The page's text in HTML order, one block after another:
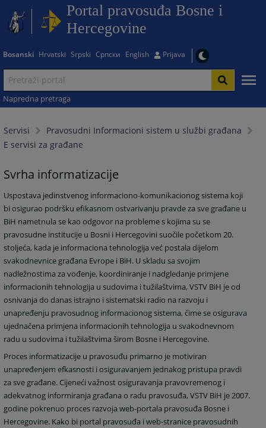
Portal pravosuđa Bosne i
Hercegovine
Bosanski Hrvatski Srpski Српски English Prijava
Napredna pretraga
Servisi
Pravosudni Informacioni sistem u službi građana
E servisi za građane
Svrha informatizacije
Uspostava jedinstvenog informaciono-komunikacionog sistema koji
bi osigurao podršku efikasnom ostvarivanju pravde za sve građane u
BiH nametnula se kao odgovor na probleme s kojima su se
pravosudne institucije u Bosni i Hercegovini suočile početkom 20.
stoljeća, kada je informaciona tehnologija već postala dijelom
svakodnevnice građana Evrope i BiH. U skladu sa svojim
nadležnostima za vođenje, koordiniranje i nadgledanje primjene
informacionih tehnologija u sudovima i tužilaštvima, VSTV BiH je od
osnivanja do danas istrajno i sistematski radio na razvoju i
unapređenju pravosudnog informacionog sistema, čime se osigurava
ujednačena primjena informacionih tehnologija u svakodnevnom
radu u sudovima i tužilaštvima širom Bosne i Hercegovine.
Proces informatizacije u pravosuđu primarno je motiviran
unapređenjem efkasnosti i osiguravanjem jednakog pristupa pravdi
za sve građane. Cijeneći važnost osiguravanja pravovremenog i
adekvatnog informiranja građana o radu pravosuđa, VSTV BiH je 2007.
godine pokrenuo proces razvoja web-portala pravosuđa Bosne i
Hercegovine. Kako bi portal pravosuđa i web-stranice pravosudnih